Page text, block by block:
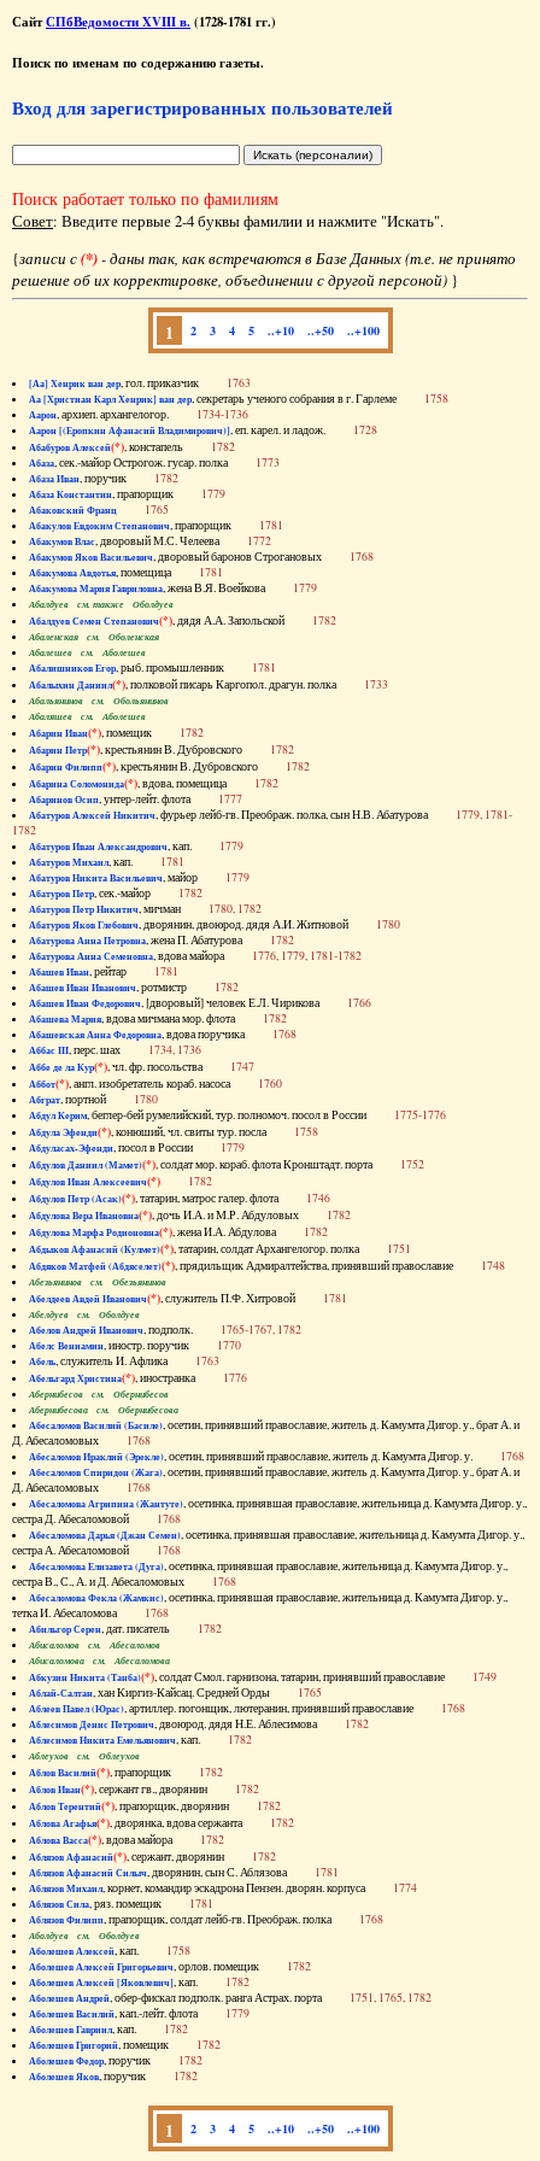
СайтСПбВедомости XVIII в. (1728-1781 гг.)
Поиск по именам по содержанию газеты.
Вход для зарегистрированных пользователей
Поиск работает только по фамилиям
Совет: Введите первые 2-4 буквы фамилии и нажмите "Искать".
{записи с(*)- даны так, как встречаются в Базе Данных (т.е. не принято
решение об их корректировке, объединении с другой персоной) }
1 2 3 4 5 ..+10 ..+50 ..+100
[Аа] Хенрик ван дер, гол. приказчик 1763
Аа [Христиан Карл Хенрик] ван дер, секретарь ученого собрания в г. Гарлеме 1758
Аарон, архиеп. архангелогор. 1734-1736
Аарон [(Еропкин Афанасий Владимирович)], еп. карел. и ладож. 1728
Абабуров Алексей(*), констапель 1782
Абаза, сек.-майор Острогож. гусар. полка 1773
Абаза Иван, поручик 1782
Абаза Константин, прапорщик 1779
Абаковский Франц 1765
Абакулов Евдоким Степанович, прапорщик 1781
Абакумов Влас, дворовый М.С. Челеева 1772
Абакумов Яков Васильевич, дворовый баронов Строгановых 1768
Абакумова Авдотья, помещица 1781
Абакумова Мария Гавриловна, жена В.Я. Воейкова 1779
Абалдуев см. также Оболдуев
Абалдуев Семен Степанович(*), дядя А.А. Запольской 1782
Абаленская см. Оболенская
Абалешев см. Аболешев
Абалишников Егор, рыб. промышленник 1781
Абалыхин Даниил(*), полковой писарь Каргопол. драгун. полка 1733
Абальянинов см. Обольянинов
Абаляшев см. Аболешев
Абарин Иван(*), помещик 1782
Абарин Петр(*), крестьянин В. Дубровского 1782
Абарин Филипп(*), крестьянин В. Дубровского 1782
Абарина Соломонида(*), вдова, помещица 1782
Абаринов Осип, унтер-лейт. флота 1777
Абатуров Алексей Никитич, фурьер лейб-гв. Преображ. полка, сын Н.В. Абатурова 1779, 1781-
1782
Абатуров Иван Александрович, кап. 1779
Абатуров Михаил, кап. 1781
Абатуров Никита Васильевич, майор 1779
Абатуров Петр, сек.-майор 1782
Абатуров Петр Никитич, мичман 1780, 1782
Абатуров Яков Глебович, дворянин, двоюрод. дядя А.И. Житновой 1780
Абатурова Анна Петровна, жена П. Абатурова 1782
Абатурова Анна Семеновна, вдова майора 1776, 1779, 1781-1782
Абашев Иван, рейтар 1781
Абашев Иван Иванович, ротмистр 1782
Абашев Иван Федорович, [дворовый] человек Е.Л. Чирикова 1766
Абашева Мария, вдова мичмана мор. флота 1782
Абашевская Анна Федоровна, вдова поручика 1768
Аббас III, перс. шах 1734, 1736
Аббе де ла Кур(*), чл. фр. посольства 1747
Аббот(*), англ. изобретатель кораб. насоса 1760
Абграт, портной 1780
Абдул Керим, беглер-бей румелийский, тур. полномоч. посол в России 1775-1776
Абдула Эфенди(*), конюший, чл. свиты тур. посла 1758
Абдуласах-Эфенди, посол в России 1779
Абдулов Даниил (Мамет)(*), солдат мор. кораб. флота Кронштадт. порта 1752
Абдулов Иван Алексеевич(*) 1782
Абдулов Петр (Асак)(*), татарин, матрос галер. флота 1746
Абдулова Вера Ивановна(*), дочь И.А. и М.Р. Абдуловых 1782
Абдулова Марфа Родионовна(*), жена И.А. Абдулова 1782
Абдыков Афанасий (Кулмет)(*), татарин, солдат Архангелогор. полка 1751
Абдяков Матфей (Абдяселет)(*), прядильщик Адмиралтейства, принявший православие 1748
Абезьянинов см. Обезьянинов
Абелдеев Авдей Иванович(*), служитель П.Ф. Хитровой 1781
Абелдуев см. Оболдуев
Абелов Андрей Иванович, подполк. 1765-1767, 1782
Абелс Вениамин, иностр. поручик 1770
Абель, служитель И. Афлика 1763
Абельгард Христина(*), иностранка 1776
Абернибесов см. Обернибесов
Абернибесова см. Обернибесова
Абесаломов Василий (Басиле), осетин, принявший православие, житель д. Камумта Дигор. у., брат А. и
Д. Абесаломовых 1768
Абесаломов Ираклий (Эрекле), осетин, принявший православие, житель д. Камумта Дигор. у. 1768
Абесаломов Спиридон (Жага), осетин, принявший православие, житель д. Камумта Дигор. у., брат А. и
Д. Абесаломовых 1768
Абесаломова Агрипина (Жантуте), осетинка, принявшая православие, жительница д. Камумта Дигор. у.,
сестра Д. Абесаломовой 1768
Абесаломова Дарья (Джан Семен), осетинка, принявшая православие, жительница д. Камумта Дигор. у.,
сестра А. Абесаломовой 1768
Абесаломова Елизавета (Дуга), осетинка, принявшая православие, жительница д. Камумта Дигор. у.,
сестра В., С., А. и Д. Абесаломовых 1768
Абесаломова Фекла (Жамкис), осетинка, принявшая православие, жительница д. Камумта Дигор. у.,
тетка И. Абесаломова 1768
Абильгор Серен, дат. писатель 1782
Абисаломов см. Абесаломов
Абисаломова см. Абесаломова
Абкузин Никита (Танба)(*), солдат Смол. гарнизона, татарин, принявший православие 1749
Аблай-Салтан, хан Киргиз-Кайсац. Средней Орды 1765
Аблеев Павел (Юрас), артиллер. погонщик, лютеранин, принявший православие 1768
Аблесимов Денис Петрович, двоюрод. дядя Н.Е. Аблесимова 1782
Аблесимов Никита Емельянович, кап. 1782
Аблеухов см. Облеухов
Аблов Василий(*), прапорщик 1782
Аблов Иван(*), сержант гв., дворянин 1782
Аблов Терентий(*), прапорщик, дворянин 1782
Аблова Агафья(*), дворянка, вдова сержанта 1782
Аблова Васса(*), вдова майора 1782
Аблязов Афанасий(*), сержант, дворянин 1782
Аблязов Афанасий Силыч, дворянин, сын С. Аблязова 1781
Аблязов Михаил, корнет, командир эскадрона Пензен. дворян. корпуса 1774
Аблязов Сила, ряз. помещик 1781
Аблязов Филипп, прапорщик, солдат лейб-гв. Преображ. полка 1768
Аболдуев см. Оболдуев
Аболешев Алексей, кап. 1758
Аболешев Алексей Григорьевич, орлов. помещик 1782
Аболешев Алексей [Яковлевич], кап. 1782
Аболешев Андрей, обер-фискал подполк. ранга Астрах. порта 1751, 1765, 1782
Аболешев Василий, кап.-лейт. флота 1779
Аболешев Гавриил, кап. 1782
Аболешев Григорий, помещик 1782
Аболешев Федор, поручик 1782
Аболешев Яков, поручик 1782
1 2 3 4 5 ..+10 ..+50 ..+100